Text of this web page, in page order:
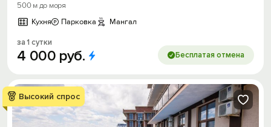
500 м до моря
Кухня
Парковка Мангал
за 1 сутки
4 000 руб. Бесплатая отмена
Высокий спрос